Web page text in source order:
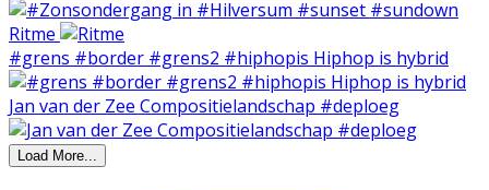
Ritme
#grens #border #grens2 #hiphopis Hiphop is hybrid
Jan van der Zee Compositielandschap #deploeg
Load More...